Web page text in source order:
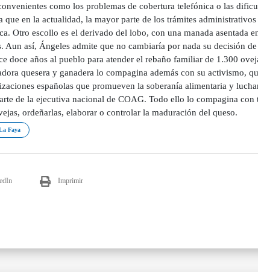
como los problemas de cobertura telefónica o las
que en la actualidad, la mayor parte de los trámites
Otro escollo es el derivado del lobo, con una manada asentada
Aun así, Ángeles admite que no cambiaría por nada su decisión
doce años al pueblo para atender el rebaño familiar de 1.300
quesera y ganadera lo compagina además con su activismo,
españolas que promueven la soberanía alimentaria y
de la ejecutiva nacional de COAG. Todo ello lo compagina con
ordeñarlas, elaborar o controlar la maduración del queso.
Faya
Imprimir